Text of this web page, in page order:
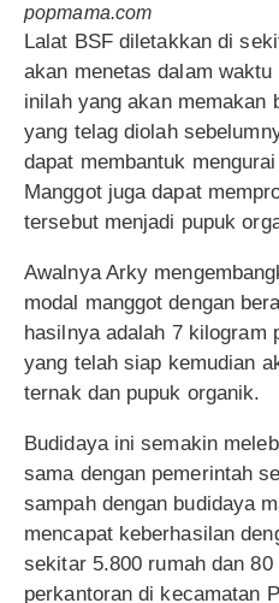
popmama.com
Lalat BSF diletakkan di
akan menetas dalam
inilah yang akan memakan
yang telag diolah
dapat membantuk
Manggot juga dapat
tersebut menjadi pupuk
Awalnya Arky
modal manggot dengan
hasilnya adalah 7 kilogram
yang telah siap kemudian
ternak dan pupuk organik.
Budidaya ini semakin
sama dengan pemerintah
sampah dengan budidaya
mencapat keberhasilan
sekitar 5.800 rumah dan
perkantoran di kecamatan